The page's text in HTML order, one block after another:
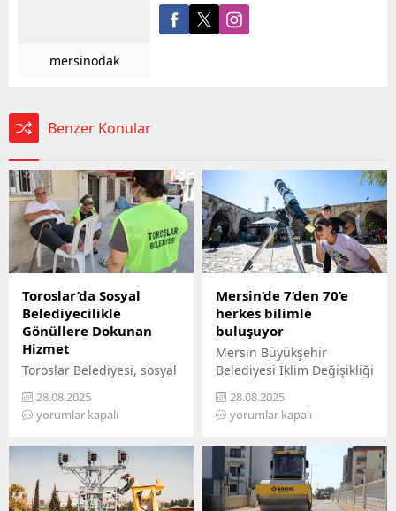
mersinodak
Benzer Konular
Toroslar’da Sosyal
Belediyecilikle
Gönüllere Dokunan
Hizmet
Toroslar Belediyesi, sosyal
belediyecilik anlayışıyla
vatandaşların gönüllerine
dokunmaya devam ediyor.
vatandaşlar, özel
gereksinimli bireyler ile
gazi ve şehit aileleri,
28.08.2025
yorumlar kapalı
Mersin’de 7’den 70’e
herkes bilimle
buluşuyor
Mersin Büyükşehir
Belediyesi İklim Değişikliği
ve Sıfır Atık Dairesi
Başkanlığı, Mercan 100.
Yıl İklim ve Çevre Bilim
edemeyenler için bilimi
yurttaşın ayağına
götürüyor. ‘Gökyüzü
28.08.2025
yorumlar kapalı